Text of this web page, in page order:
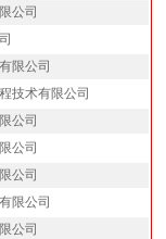
公司
限公司
技术有限公司
公司
公司
公司
限公司
公司